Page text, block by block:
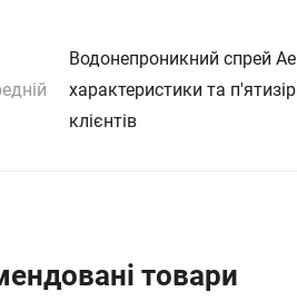
Водонепроникний спрей
характеристики та
клієнтів
товари